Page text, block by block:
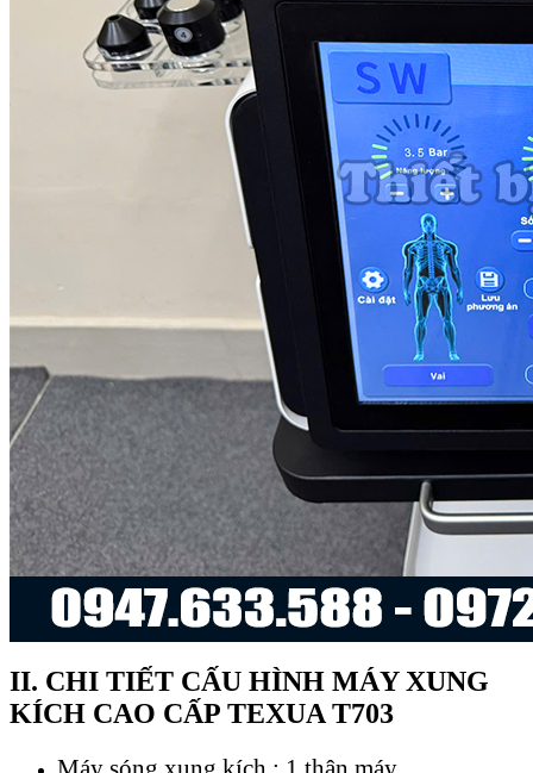
II. CHI TIẾT CẤU HÌNH MÁY XUNG
KÍCH CAO CẤP TEXUA T703